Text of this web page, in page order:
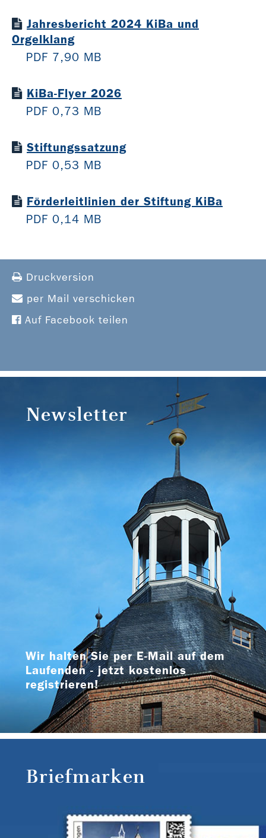
Jahresbericht 2024 KiBa und
Orgelklang
PDF 7,90 MB
KiBa-Flyer 2026
PDF 0,73 MB
Stiftungssatzung
PDF 0,53 MB
Förderleitlinien der Stiftung KiBa
PDF 0,14 MB
Druckversion
per Mail verschicken
Auf Facebook teilen
Newsletter
Wir halten Sie per E-Mail auf dem
Laufenden - jetzt kostenlos
registrieren!
Briefmarken